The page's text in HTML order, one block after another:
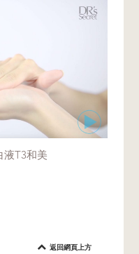
液T3和美
返回網頁上方